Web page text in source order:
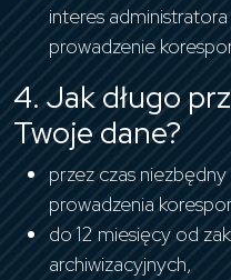
interes
prowadzenie
4. Jak długo
Twoje dane?
przez czas
prowadzenia
do 12 miesięcy od
archiwizacyjnych,